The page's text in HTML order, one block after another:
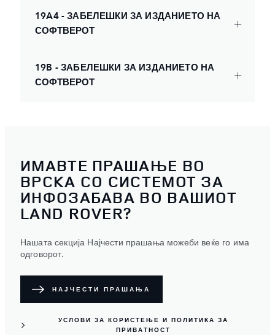
19A4 - ЗАБЕЛЕШКИ ЗА ИЗДАНИЕТО НА
СОФТВЕРОТ
19B - ЗАБЕЛЕШКИ ЗА ИЗДАНИЕТО НА
СОФТВЕРОТ
ИМАВТЕ ПРАШАЊЕ ВО
ВРСКА СО СИСТЕМОТ ЗА
ИНФОЗАБАВА ВО ВАШИОТ
LAND ROVER?
Нашата секција Најчести прашања можеби веќе го има
одговорот.
НАЈЧЕСТИ ПРАШАЊА
УСЛОВИ ЗА КОРИСТЕЊЕ И ПОЛИТИКА ЗА
ПРИВАТНОСТ